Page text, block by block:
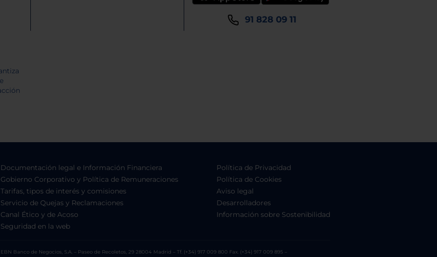
91 828 09 11
Documentación legal e Información Financiera
Gobierno Corporativo y Política de Remuneraciones
Tarifas, tipos de interés y comisiones
Servicio de Quejas y Reclamaciones
Canal Ético y de Acoso
Seguridad en la web
Política de Privacidad
Política de Cookies
Aviso legal
Desarrolladores
Información sobre Sostenibilidad
EBN Banco de Negocios, S.A. – Paseo de Recoletos, 29 28004 Madrid – Tf. (+34) 917 009 800 Fax. (+34) 917 009 895 –